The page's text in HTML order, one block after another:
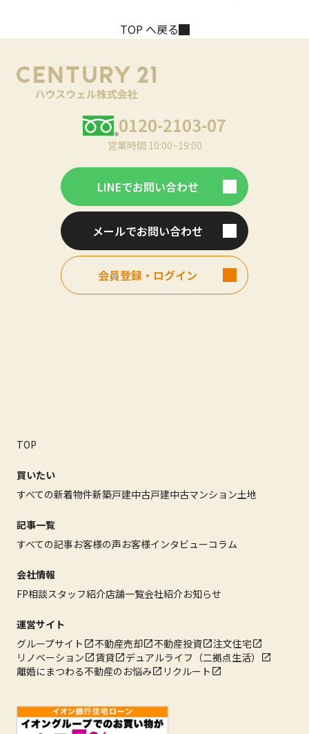
TOP へ戻る
0120-2103-07
営業時間 10:00~19:00
LINEでお問い合わせ
メールでお問い合わせ
会員登録・ログイン
TOP
買いたい
すべての新着物件新築戸建中古戸建中古マンション土地
記事一覧
すべての記事お客様の声お客様インタビューコラム
会社情報
FP相談スタッフ紹介店舗一覧会社紹介お知らせ
運営サイト
グループサイト
不動産売却 不動産投資
注文住宅
リノベーション
賃貸
デュアルライフ（二拠点生活）
離婚にまつわる不動産のお悩み
リクルート